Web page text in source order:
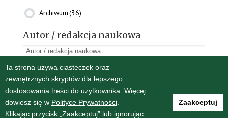
Ta strona używa ciasteczek oraz
zewnętrznych skryptów dla lepszego
dostosowania treści do użytkownika. Więcej
dowiesz się w Polityce Prywatności
Klikając przycisk „Zaakceptuj” lub ignorując
Zaakceptuj
Archiwum(36)
Autor / redakcja naukowa
Oprawa
Miękka(110)
Twarda(9)